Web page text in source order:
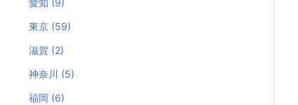
愛知 (9)
東京 (59)
滋賀 (2)
神奈川 (5)
福岡 (6)